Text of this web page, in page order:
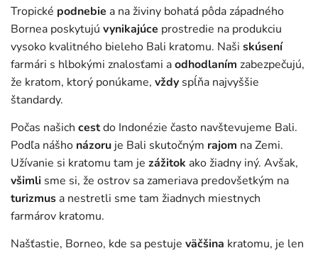
Tropické podnebie a na živiny bohatá pôda západného
Bornea poskytujú vynikajúce prostredie na produkciu
vysoko kvalitného bieleho Bali kratomu. Naši skúsení
farmári s hlbokými znalosťami aodhodlaním zabezpečujú,
že kratom, ktorý ponúkame, vždy spĺňa najvyššie
štandardy.
Počas našich cestdo Indonézie často navštevujeme Bali.
Podľa nášho názoru je Bali skutočným rajom na Zemi.
Užívanie si kratomu tam je zážitok ako žiadny iný. Avšak,
všimli sme si, že ostrov sa zameriava predovšetkým na
turizmus a nestretli sme tam žiadnych miestnych
farmárov kratomu.
Našťastie, Borneo, kde sa pestuje väčšina kratomu, je len